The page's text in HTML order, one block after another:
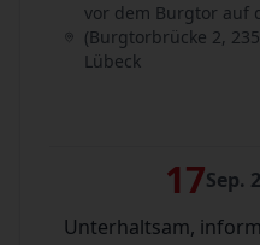
vor dem Burgtor auf
(Burgtorbrücke 2,
Lübeck
17Sep.
Unterhaltsam,